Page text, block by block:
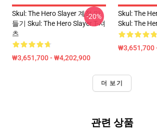
Skul: The Hero Slayer 계정 만
들기 Skul: The Hero Slayer T-셔
츠
₩3,651,700 - ₩4,202,900
-20%
Skul: The
Skul: The
₩3,651,700
더 보기
관련 상품